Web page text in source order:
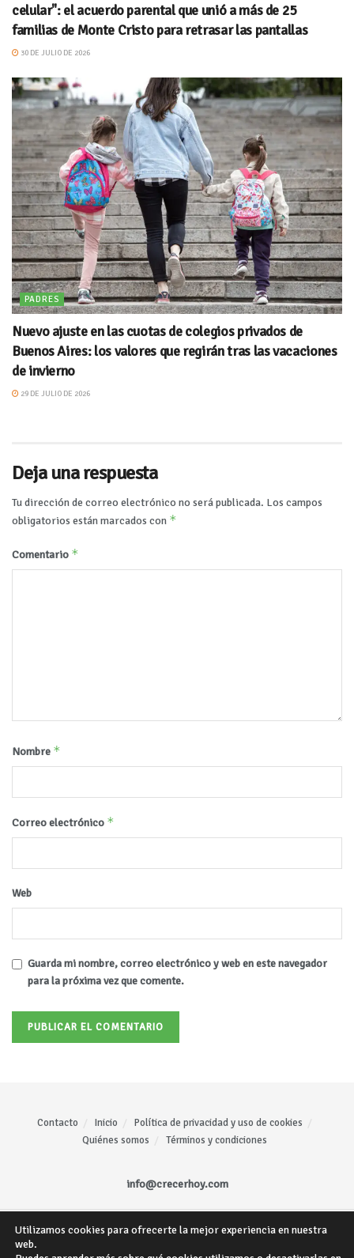
celular": el acuerdo parental que unió a más de 25
familias de Monte Cristo para retrasar las pantallas
30 DE JULIO DE 2026
PADRES
Nuevo ajuste en las cuotas de colegios privados de
Buenos Aires: los valores que regirán tras las vacaciones
de invierno
29 DE JULIO DE 2026
Deja una respuesta
Tu dirección de correo electrónico no será publicada. Los campos
obligatorios están marcados con *
Comentario *
Nombre *
Correo electrónico *
Web
Guarda mi nombre, correo electrónico y web en este navegador
para la próxima vez que comente.
Contacto Inicio
Política de privacidad y uso de cookies
Quiénes somos
Términos y condiciones
info@crecerhoy.com
Todos los derechos reservados © - Sitio web creado por
Gómez .
Utilizamos cookies para ofrecerte la mejor experiencia en nuestra
web.